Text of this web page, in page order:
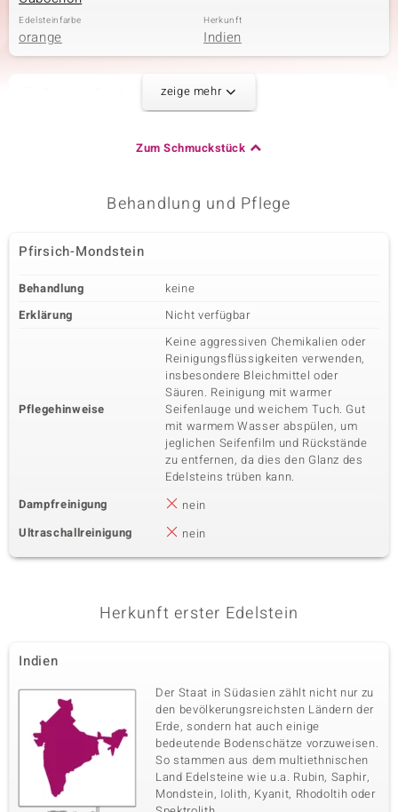
Edelsteinfarbe
orange
Herkunft
Indien
Schliff
Zargenfassung
Herkunft
Indien
Edelsteinvarietät
Silberner Mondstein 1 à 6 mm
Runder Cabochon
Herkunft
Indien
Anzahl und Größe
1 à 5 mm
Karatgewicht Summe Schliff
Zargenfassung Indien
Fünfter Edelstein
Regenbogen-Mondstein
0,27 ct Runder Cabochon
Fassung
Zargenfassung
Herkunft
Indien
Sechster Edelstein
zeige mehr
Zum Schmuckstück
Behandlung und Pflege
Pfirsich-Mondstein
Behandlung
keine
Erklärung
Nicht verfügbar
Pflegehinweise
Keine aggressiven Chemikalien oder
Reinigungsflüssigkeiten verwenden,
insbesondere Bleichmittel oder
Säuren. Reinigung mit warmer
Seifenlauge und weichem Tuch. Gut
mit warmem Wasser abspülen, um
jeglichen Seifenfilm und Rückstände
zu entfernen, da dies den Glanz des
Edelsteins trüben kann.
Dampfreinigung
nein
Ultraschallreinigung
nein
Herkunft erster Edelstein
Indien
Der Staat in Südasien zählt nicht nur zu
den bevölkerungsreichsten Ländern der
Erde, sondern hat auch einige
bedeutende Bodenschätze vorzuweisen.
So stammen aus dem multiethnischen
Land Edelsteine wie u.a. Rubin, Saphir,
Mondstein, Iolith, Kyanit, Rhodoltih oder